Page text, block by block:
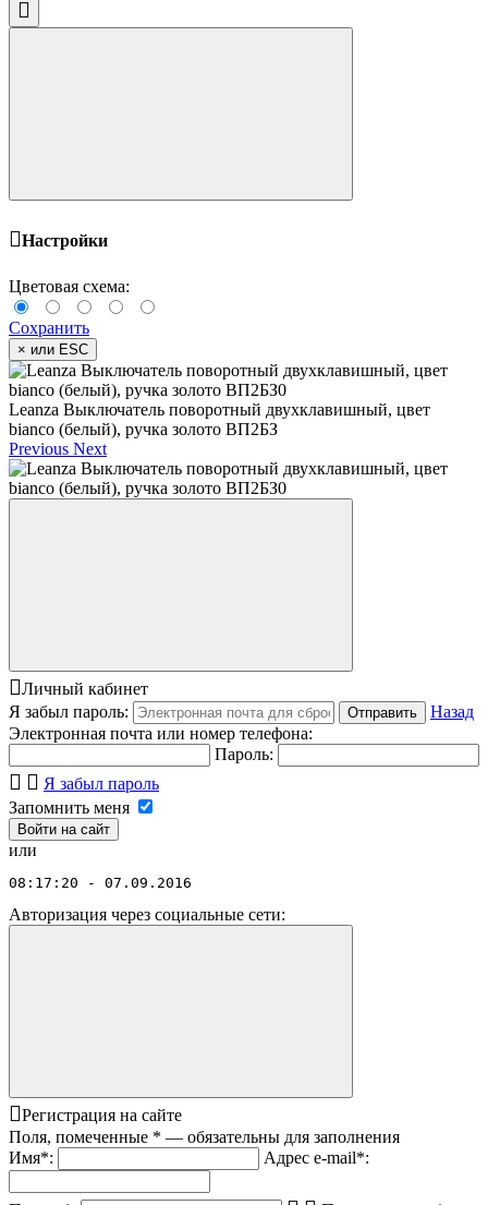
Настройки
Цветовая схема:
Сохранить
× или ESC
Leanza Выключатель поворотный двухклавишный, цвет
bianco (белый), ручка золото ВП2БЗ
Previous Next
Личный кабинет
Я забыл пароль:
Отправить
Назад
Электронная почта или номер телефона:
Пароль:
Я забыл пароль
Запомнить меня
или
08:17:20 - 07.09.2016
Авторизация через социальные сети:
Регистрация на сайте
Поля, помеченные * — обязательны для заполнения
Имя*: Адрес e-mail*: